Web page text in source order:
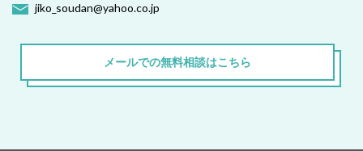
jiko_soudan@yahoo.co.jp
メールでの無料相談はこちら